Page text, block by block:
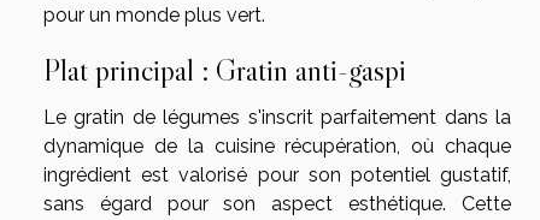
pour un monde plus vert.
Plat principal : Gratin anti-gaspi
Le gratin de légumes s'inscrit parfaitement dans la
dynamique de la cuisine récupération, où chaque
ingrédient est valorisé pour son potentiel gustatif,
sans égard pour son aspect esthétique. Cette